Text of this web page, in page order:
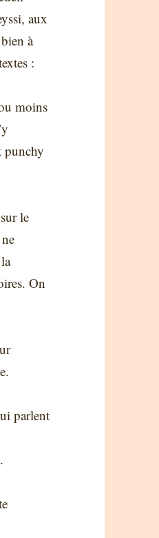
aux
à
:
moins
punchy
le
On
parlent